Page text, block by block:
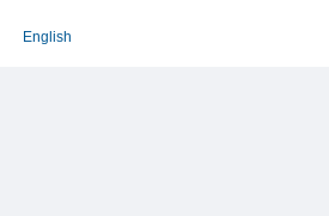
English